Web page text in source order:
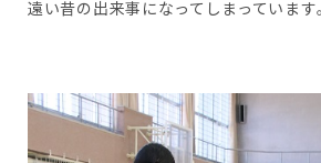
遠い昔の出来事になってしまっています。